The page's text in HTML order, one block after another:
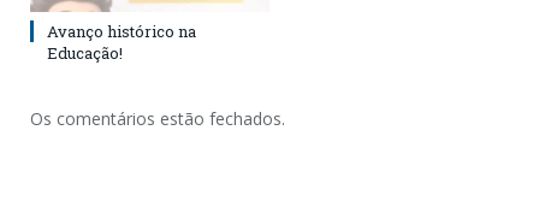
Avanço histórico na
Educação!
Os comentários estão fechados.